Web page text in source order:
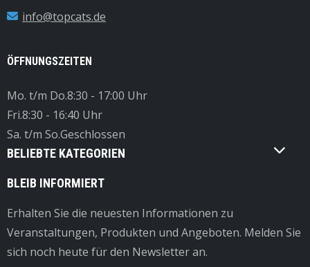
info@topcats.de
ÖFFNUNGSZEITEN
Mo. t/m Do.8:30 - 17:00 Uhr
Fri.8:30 - 16:40 Uhr
Sa. t/m So.Geschlossen
BELIEBTE KATEGORIEN
BLEIB INFORMIERT
Erhalten Sie die neuesten Informationen zu
Veranstaltungen, Produkten und Angeboten. Melden Sie
sich noch heute für den Newsletter an.